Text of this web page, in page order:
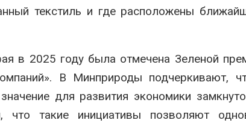
текстиль и где расположены
в 2025 году была отмечена Зеленой
В Минприроды подчеркивают,
для развития экономики
такие инициативы позволяют